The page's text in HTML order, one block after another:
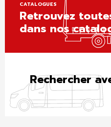
CATALOGUES
Retrouvez
dans nos
Rechercher